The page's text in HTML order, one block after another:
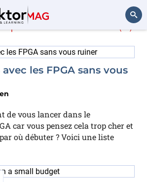
plus sur (7)
les FPGA sans vous
de vous lancer dans le
car vous pensez cela trop cher et
où débuter ? Voici une liste